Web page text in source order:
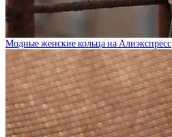
Модные женские кольца на Алиэкспресс